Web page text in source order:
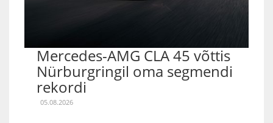
Mercedes-AMG CLA 45 võttis
Nürburgringil oma segmendi
rekordi
05.08.2026